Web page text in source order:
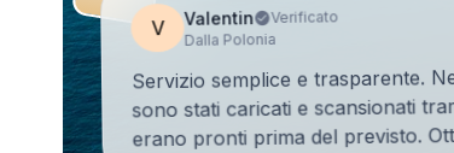
V Valentin Verificato
Dalla Polonia
Servizio semplice e trasparente.
sono stati caricati e scansionati
erano pronti prima del previsto.